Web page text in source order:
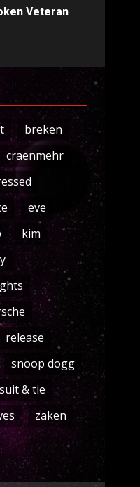
Veteran
breken
craenmehr
eve
kim
release
snoop dogg
suit & tie
zaken